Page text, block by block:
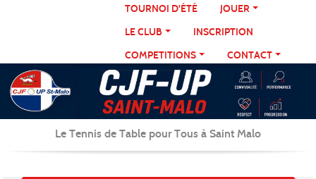
TOURNOI D'ÉTÉ
JOUER
LE CLUB
INSCRIPTION
COMPETITIONS
CONTACT
Le Tennis de Table pour Tous à Saint Malo
Panneau de gestion des cookies